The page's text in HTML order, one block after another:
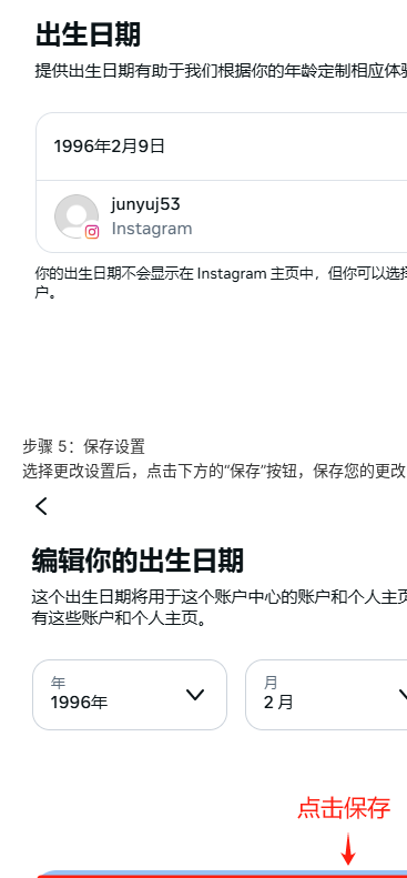
步骤 5：保存设置
选择更改设置后，点击下方的“保存”按钮，保存您的更改